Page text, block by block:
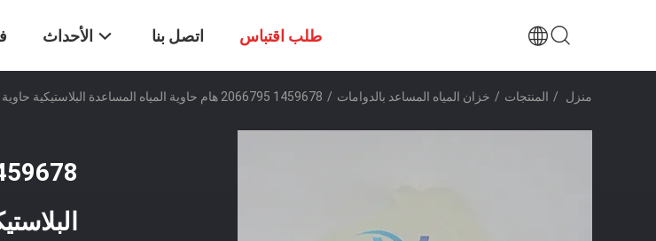
الأحداث اتصل بنا طلب اقتباس
منزل / المنتجات / خزان المياه المساعد بالدوامات / 1459678 2066795 هام حاوية المياه المساعدة البلاستيكية حاوية توسيع المبرد